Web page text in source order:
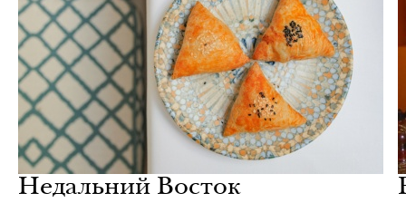
Недальний Восток